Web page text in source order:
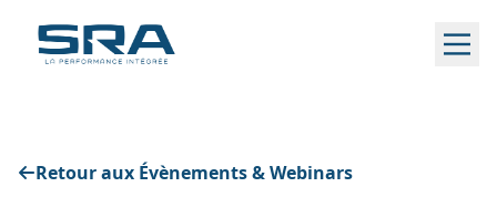
contenu
Retour aux Évènements & Webinars